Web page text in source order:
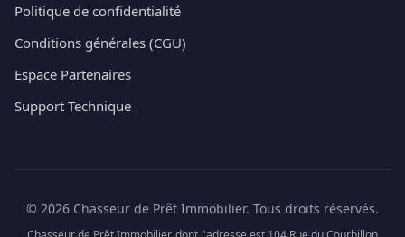
Politique de confidentialité
Conditions générales (CGU)
Espace Partenaires
Support Technique
© 2026 Chasseur de Prêt Immobilier. Tous droits réservés.